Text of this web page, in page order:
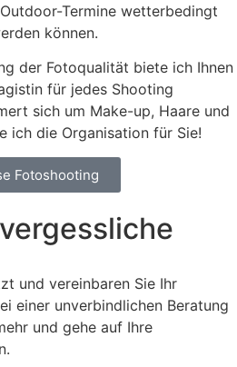
Termine wetterbedingt
können.
der Fotoqualität biete ich Ihnen
für jedes Shooting
sich um Make-up, Haare und
ich die Organisation für Sie!
Fotoshooting
und vereinbaren Sie Ihr
einer unverbindlichen Beratung
und gehe auf Ihre